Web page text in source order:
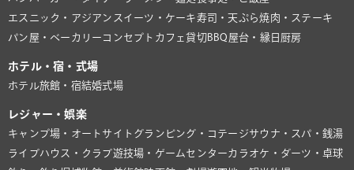
エスニック・アジアン スイーツ・ケーキ寿司・天ぷら焼肉・ステーキ
パン屋・ベーカリー コンセプトカフェ貸切BBQ 屋台・縁日 厨房
ホテル・宿・式場
ホテル旅館・宿結婚式場
レジャー・娯楽
キャンプ場・オートサイト グランピング・コテージサウナ・スパ・銭湯
ライブハウス・クラブ遊技場・ゲームセンターカラオケ・ダーツ・卓球